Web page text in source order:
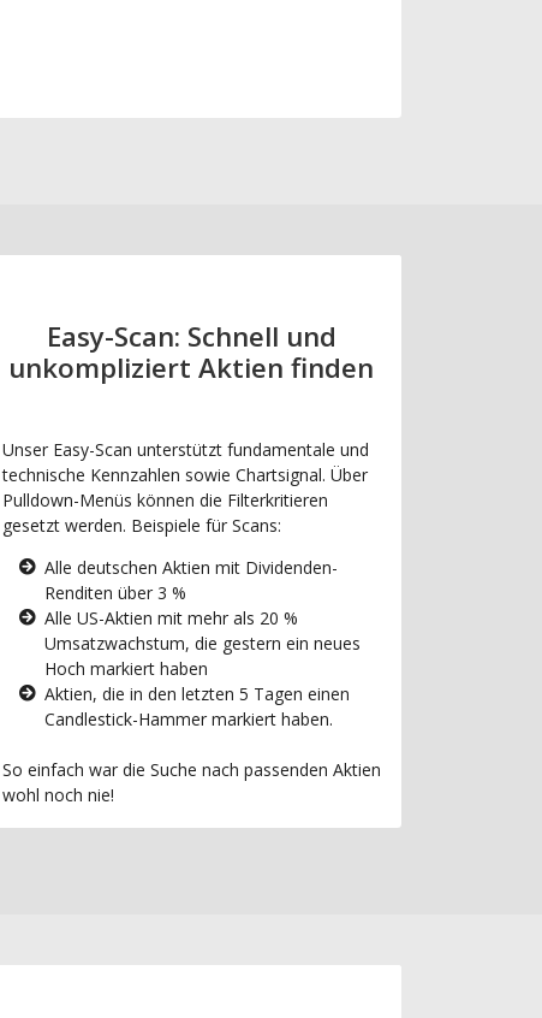
Easy-Scan: Schnell und
unkompliziert Aktien finden
Unser Easy-Scan unterstützt fundamentale und
technische Kennzahlen sowie Chartsignal. Über
Pulldown-Menüs können die Filterkritieren
gesetzt werden. Beispiele für Scans:
Alle deutschen Aktien mit Dividenden-
Renditen über 3 %
Alle US-Aktien mit mehr als 20 %
Umsatzwachstum, die gestern ein neues
Hoch markiert haben
Aktien, die in den letzten 5 Tagen einen
Candlestick-Hammer markiert haben.
So einfach war die Suche nach passenden Aktien
wohl noch nie!